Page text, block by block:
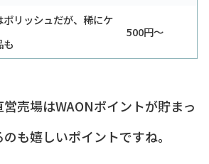
ポリッシュだが、稀にケ
も
500円〜
売場はWAONポイントが貯まっ
も嬉しいポイントですね。